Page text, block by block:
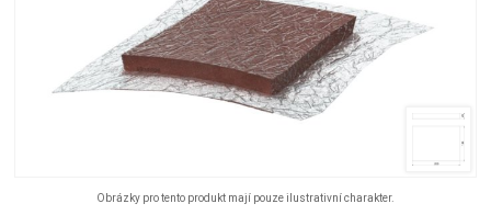
Obrázky pro tento produkt mají pouze ilustrativní charakter.